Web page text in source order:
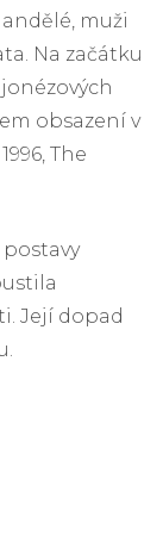
muži
Na začátku
obsazení v
The
Její dopad